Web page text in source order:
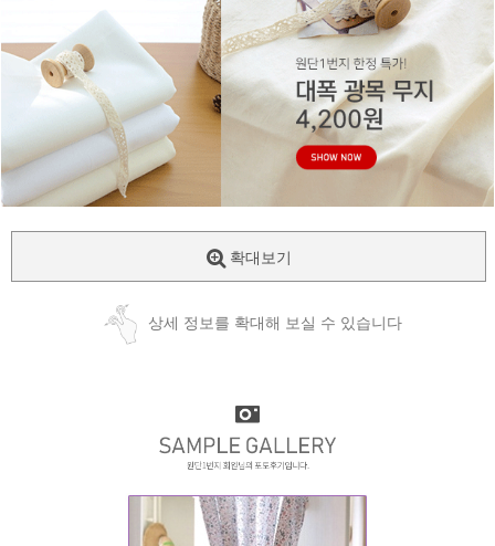
확대보기
상세 정보를 확대해 보실 수 있습니다